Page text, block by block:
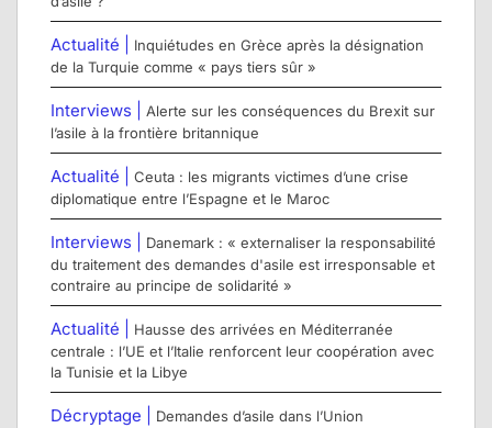
Actualité |
Inquiétudes en Grèce après la désignation
de la Turquie comme « pays tiers sûr »
Interviews | Alerte sur les conséquences du Brexit sur
l’asile à la frontière britannique
Actualité | Ceuta : les migrants victimes d’une crise
diplomatique entre l’Espagne et le Maroc
Interviews |
Danemark : « externaliser la responsabilité
du traitement des demandes d'asile est irresponsable et
contraire au principe de solidarité »
Actualité |
Hausse des arrivées en Méditerranée
centrale : l’UE et l’Italie renforcent leur coopération avec
la Tunisie et la Libye
Décryptage |
Demandes d’asile dans l’Union